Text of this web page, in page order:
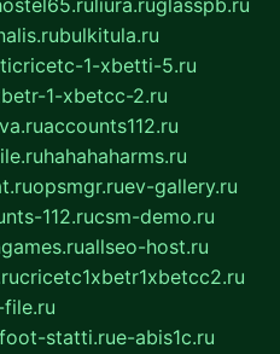
liura.ruglasspb.ru
bulkitula.ru
1-xbetti-5.ru
1-xbetcc-2.ru
accounts112.ru
hahahaharms.ru
opsmgr.ruev-gallery.ru
112.rucsm-demo.ru
allseo-host.ru
cricetc1xbetr1xbetcc2.ru
statti.rue-abis1c.ru